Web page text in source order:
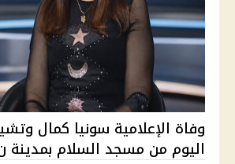
وفاة الإعلامية سونيا كمال
اليوم من مسجد السلام بمدينة